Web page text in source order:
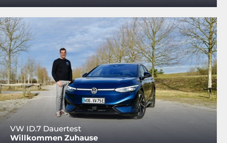
VW ID.7 Dauertest
Willkommen Zuhause